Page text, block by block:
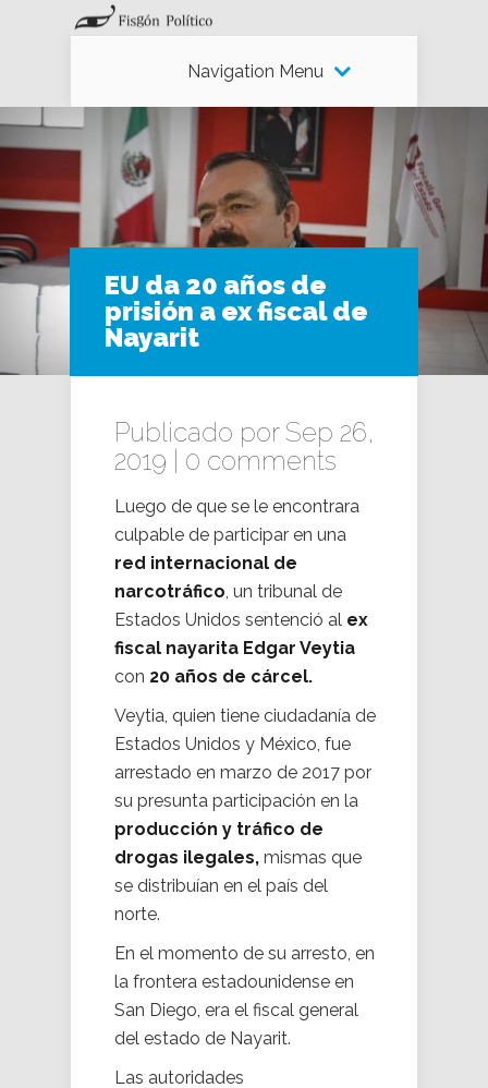
Navigation Menu
EU da 20 años de
prisión a ex fiscal de
Nayarit
Publicado por Sep 26,
2019 | 0 comments
Luego de que se le encontrara
culpable de participar en una
red internacional de
narcotráfico, un tribunal de
Estados Unidos sentenció al ex
fiscal nayarita Edgar Veytia
con 20 años de cárcel.
Veytia, quien tiene ciudadanía de
Estados Unidos y México, fue
arrestado en marzo de 2017 por
su presunta participación en la
producción y tráfico de
drogas ilegales, mismas que
se distribuían en el país del
norte.
En el momento de su arresto, en
la frontera estadounidense en
San Diego, era el fiscal general
del estado de Nayarit.
Las autoridades